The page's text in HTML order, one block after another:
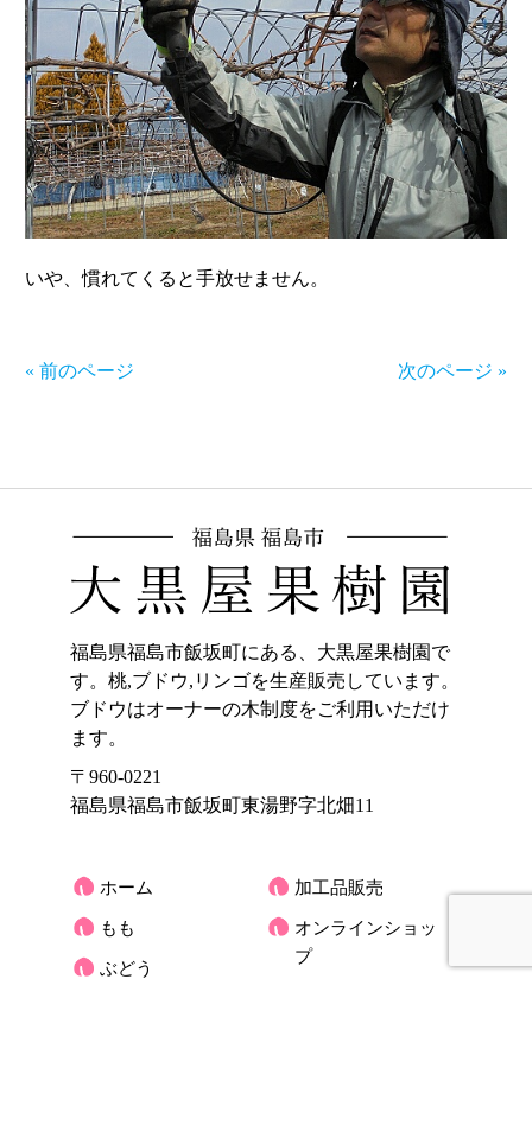
いや、慣れてくると手放せません。
« 前のページ 次のページ »
福島県福島市飯坂町にある、大黒屋果樹園で
す。桃,ブドウ,リンゴを生産販売しています。
ブドウはオーナーの木制度をご利用いただけ
ます。
〒960-0221
福島県福島市飯坂町東湯野字北畑11
ホーム
もも
ぶどう
加工品販売
オンラインショッ
プ